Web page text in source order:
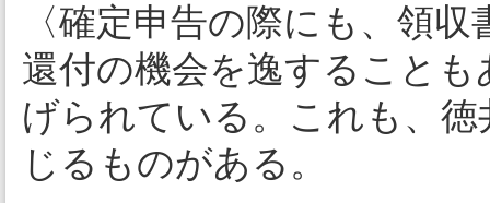
〈確定申告の際にも、領
還付の機会を逸すること
げられている。これも、
じるものがある。